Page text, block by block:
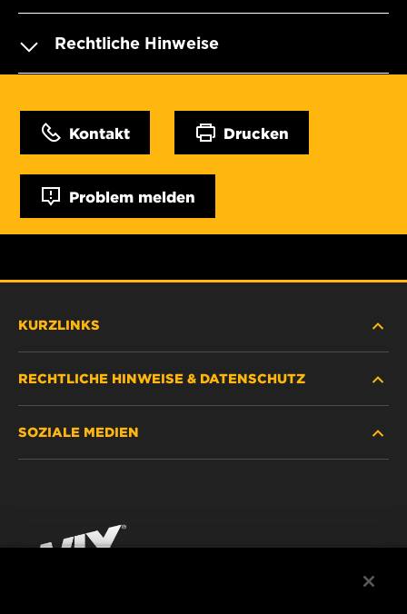
Rechtliche Hinweise
Kontakt Drucken
Problem melden
KURZLINKS
HÄNDLERSUCHE
KONTAKT
RECHTLICHE HINWEISE & DATENSCHUTZ
IMPRESSUM
SOZIALE MEDIEN
YouTube